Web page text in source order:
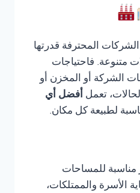
الشركات المحترفة قدرتها
متنوعة. فاحتياجات
الشركة أو المخزن أو
تعمل أفضل أي
لطبيعة كل مكان.
مناسبة للمساحات
الأسرة والممتلكات،